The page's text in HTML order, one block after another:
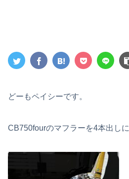
どーもペイシーです。
CB750fourのマフラーを4本出し